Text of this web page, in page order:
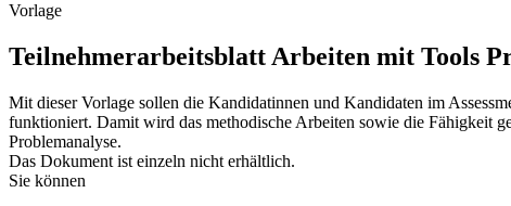
Vorlage
Teilnehmerarbeitsblatt Arbeiten mit Tools
Mit dieser Vorlage sollen die Kandidatinnen und Kandidaten im
funktioniert. Damit wird das methodische Arbeiten sowie die Fähigkeit
Problemanalyse.
Das Dokument ist einzeln nicht erhältlich.
Sie können